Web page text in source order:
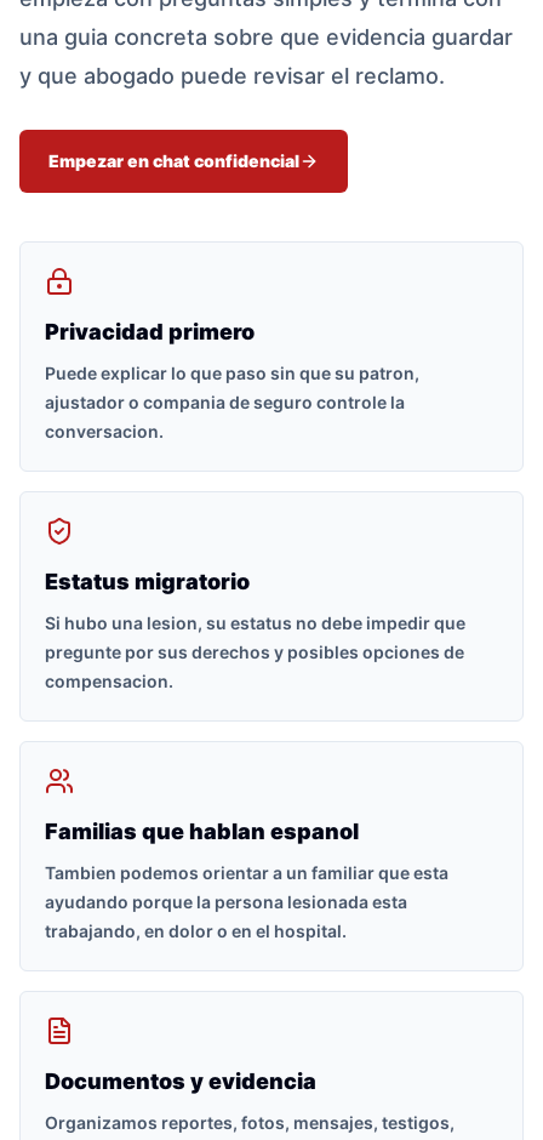
una guia concreta sobre que evidencia guardar
y que abogado puede revisar el reclamo.
Empezar en chat confidencial
Privacidad primero
Puede explicar lo que paso sin que su patron,
ajustador o compania de seguro controle la
conversacion.
Estatus migratorio
Si hubo una lesion, su estatus no debe impedir que
pregunte por sus derechos y posibles opciones de
compensacion.
Familias que hablan espanol
Tambien podemos orientar a un familiar que esta
ayudando porque la persona lesionada esta
trabajando, en dolor o en el hospital.
Documentos y evidencia
Organizamos reportes, fotos, mensajes, testigos,